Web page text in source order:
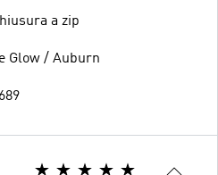
a zip
Glow / Auburn